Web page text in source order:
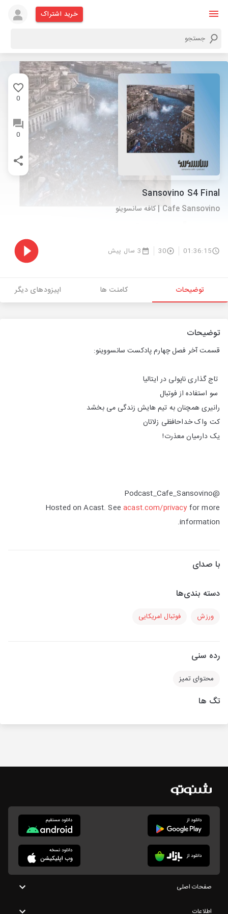
خرید اشتراک
0
0
Sansovino S4 Final
Cafe Sansovino | کافه سانسوینو
01:36:15
30 3 سال پیش
توضیحات کامنت ها اپیزودهای دیگر
توضیحات
قسمت آخر فصل چهارم پادکست سانسووینو:
تاج گذاری ناپولی در ایتالیا
سو استفاده از فوتبال
رانیری همچنان به تیم هایش زندگی می بخشد
کت واک خداحافظی زلاتان
یک دارمیان معذرت!
@Podcast_Cafe_Sansovino
Hosted on Acast. Seeacast.com/privacy for more
information.
با صدای
دسته بندی‌ها
ورزش فوتبال امریکایی
رده سنی
محتوای تمیز
تگ ها
صفحات اصلی
اطلاعات